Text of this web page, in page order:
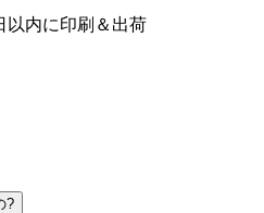
以内に印刷＆出荷
?